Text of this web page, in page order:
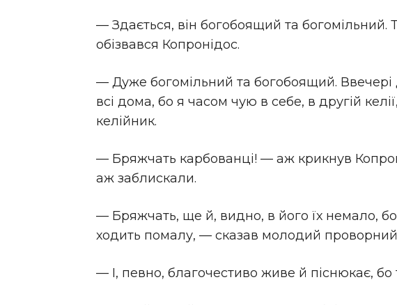
— Здається, він богобоящий та богомільний.
обізвався Копронідос.
— Дуже богомільний та богобоящий. Ввечері
всі дома, бо я часом чую в себе, в другій
келійник.
— Бряжчать карбованці! — аж крикнув
аж заблискали.
— Бряжчать, ще й, видно, в його їх немало, бо
ходить помалу, — сказав молодий проворний
— І, певно, благочестиво живе й піснюкає,